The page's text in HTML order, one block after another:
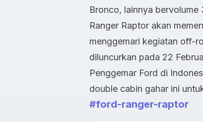
Bronco, lainnya
Ranger Raptor akan
menggemari kegiatan off-
diluncurkan pada 22
Penggemar Ford di
double cabin gahar ini
#ford-ranger-raptor